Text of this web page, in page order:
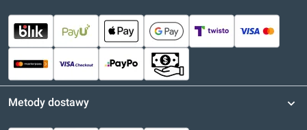
Metody dostawy